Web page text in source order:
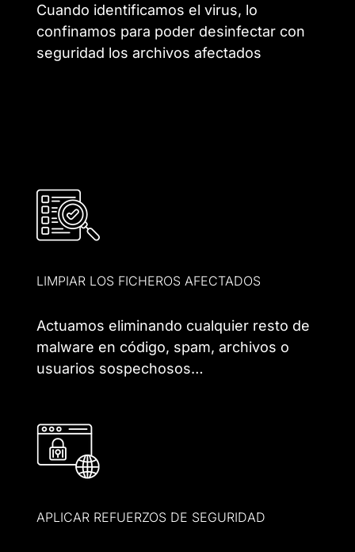
Cuando identificamos el virus, lo
confinamos para poder desinfectar con
seguridad los archivos afectados
LIMPIAR LOS FICHEROS AFECTADOS
Actuamos eliminando cualquier resto de
malware en código, spam, archivos o
usuarios sospechosos…
APLICAR REFUERZOS DE SEGURIDAD